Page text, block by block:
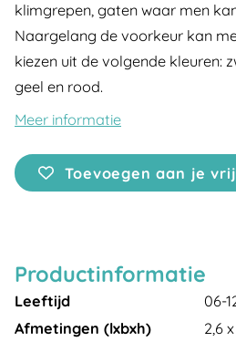
klimgrepen, gaten waar men
Naargelang de voorkeur kan
kiezen uit de volgende kleuren:
geel en rood.
Meer informatie
Toevoegen aan je
Productinformatie
Leeftijd
06-
Afmetingen (lxbxh)
2,6